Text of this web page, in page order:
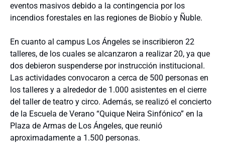
eventos masivos debido a la contingencia por los
incendios forestales en las regiones de Biobío y Ñuble.
En cuanto al campus Los Ángeles se inscribieron 22
talleres, de los cuales se alcanzaron a realizar 20, ya que
dos debieron suspenderse por instrucción institucional.
Las actividades convocaron a cerca de 500 personas en
los talleres y a alrededor de 1.000 asistentes en el cierre
del taller de teatro y circo. Además, se realizó el concierto
de la Escuela de Verano “Quique Neira Sinfónico” en la
Plaza de Armas de Los Ángeles, que reunió
aproximadamente a 1.500 personas.